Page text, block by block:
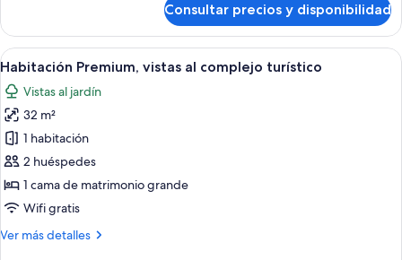
Reserve
Junior
Suite
Ocean
Front
Consultar precios y disponibilidad
Abrir
todas
las
fotos
de
Habitación
Premium,
vistas
complejo
5
Habitación Premium, vistas al complejo turístico
Vistas al jardín
32 m²
1 habitación
2 huéspedes
1 cama de matrimonio grande
Wifi gratis
Ver más detalles
Más